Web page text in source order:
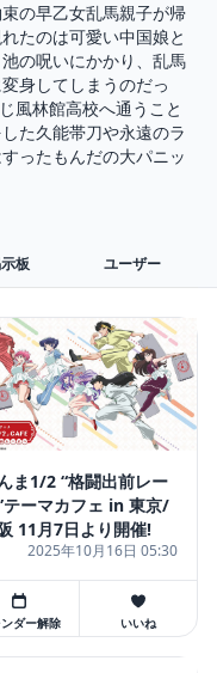
の早乙女乱馬親子が帰
たのは可愛い中国娘と
の呪いにかかり、乱馬
身してしまうのだっ
風林館高校へ通うこと
た久能帯刀や永遠のラ
ったもんだの大パニッ
板 ユーザー
ま1/2 “格闘出前レー
テーマカフェ in 東京/
11月7日より開催!
2025年10月16日 05:30
ダー解除 いいね